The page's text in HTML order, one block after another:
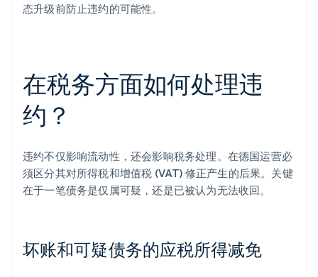
态升级前防止违约的可能性。
在税务方面如何处理违
约？
违约不仅影响流动性，还会影响税务处理。在德国运营必
须区分其对所得税和增值税 (VAT) 修正产生的后果。关键
在于一笔债务是仅属可疑，还是已被认为无法收回。
坏账和可疑债务的应税所得减免